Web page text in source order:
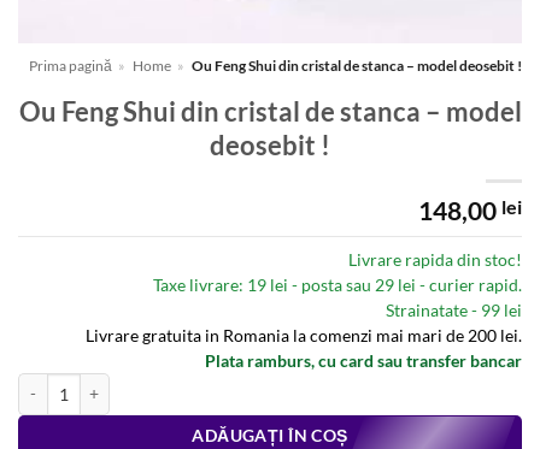
Prima pagină » Home » Ou Feng Shui din cristal de stanca – model deosebit !
Ou Feng Shui din cristal de stanca – model
deosebit !
148,00 lei
Livrare rapida din stoc!
Taxe livrare: 19 lei - posta sau 29 lei - curier rapid.
Strainatate - 99 lei
Livrare gratuita in Romania la comenzi mai mari de 200 lei.
Plata ramburs, cu card sau transfer bancar
ADĂUGAȚI ÎN COȘ